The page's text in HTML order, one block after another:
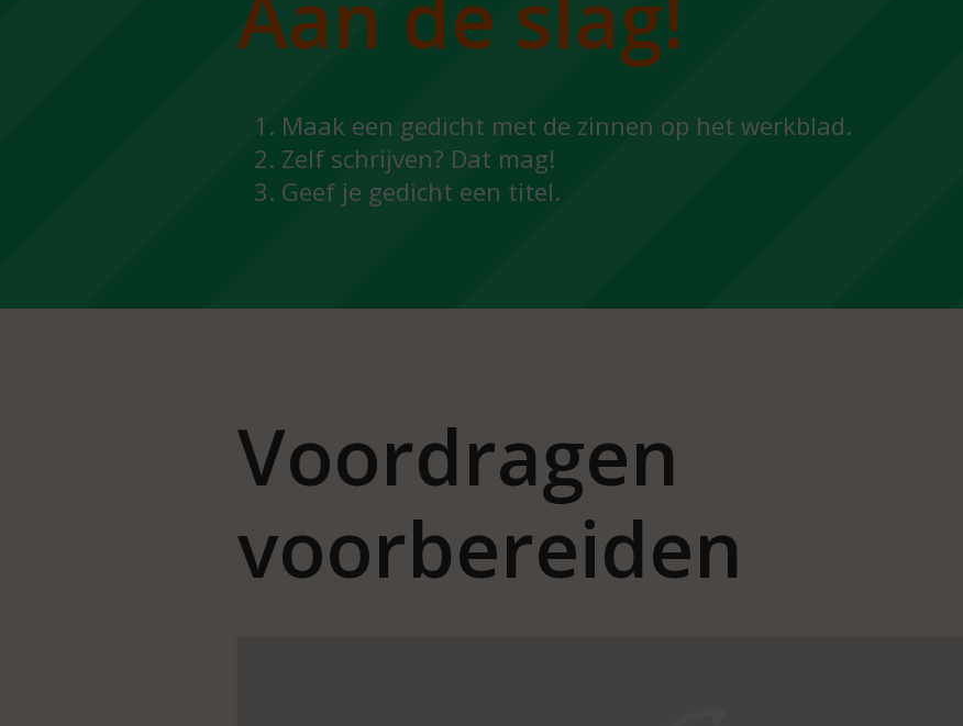
Maak een gedicht met de zinnen op het werkblad.
Zelf schrijven? Dat mag!
Geef je gedicht een titel.
Voordragen
voorbereiden